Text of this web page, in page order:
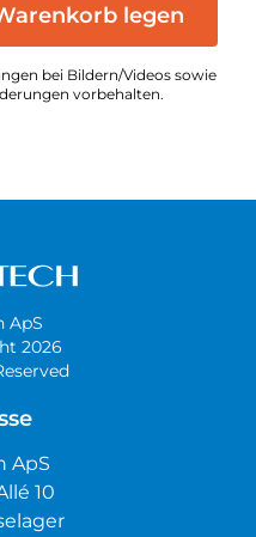
legen
bei Bildern/Videos sowie
vorbehalten.
ApS
2026
ApS
10